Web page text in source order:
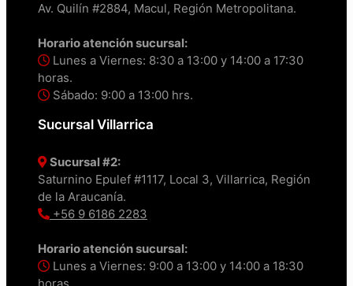
Av. Quilín #2884, Macul, Región Metropolitana.
Horario atención sucursal:
Lunes a Viernes: 8:30 a 13:00 y 14:00 a 17:30
horas.
Sábado: 9:00 a 13:00 hrs.
Sucursal Villarrica
Sucursal #2:
Saturnino Epulef #1117, Local 3, Villarrica, Región
de la Araucanía.
+56 9 6186 2283
Horario atención sucursal:
Lunes a Viernes: 9:00 a 13:00 y 14:00 a 18:30